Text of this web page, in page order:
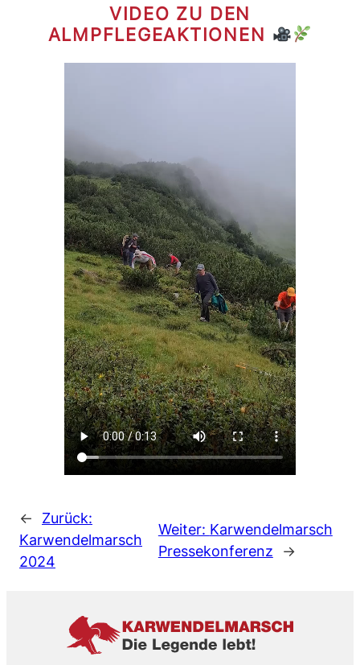
VIDEO ZU DEN
ALMPFLEGEAKTIONEN
←
Zurück:
Karwendelmarsch
2024
Weiter: Karwendelmarsch
Pressekonferenz
→